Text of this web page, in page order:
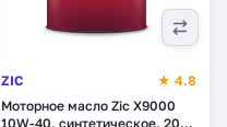
ZIC
★ 4.8
Моторное масло Zic X9000
10W-40, синтетическое, 200